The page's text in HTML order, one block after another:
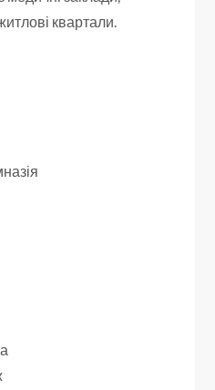
квартали.